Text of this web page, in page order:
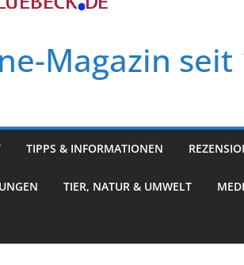
Magazin seit
TIPPS & INFORMATIONEN
TIER, NATUR & UMWELT